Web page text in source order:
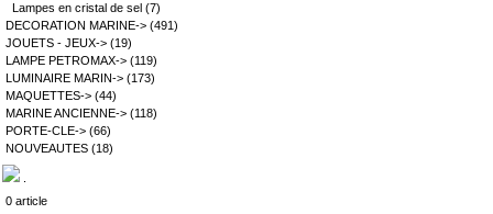
Lampes en cristal de sel (7)
DECORATION MARINE-> (491)
JOUETS - JEUX-> (19)
LAMPE PETROMAX-> (119)
LUMINAIRE MARIN-> (173)
MAQUETTES-> (44)
MARINE ANCIENNE-> (118)
PORTE-CLE-> (66)
NOUVEAUTES (18)
0 article